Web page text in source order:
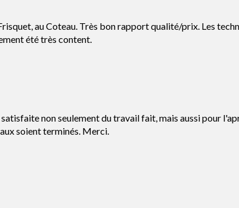
au Coteau. Très bon rapport qualité/prix. Les
été très content.
non seulement du travail fait, mais aussi pour
soient terminés. Merci.